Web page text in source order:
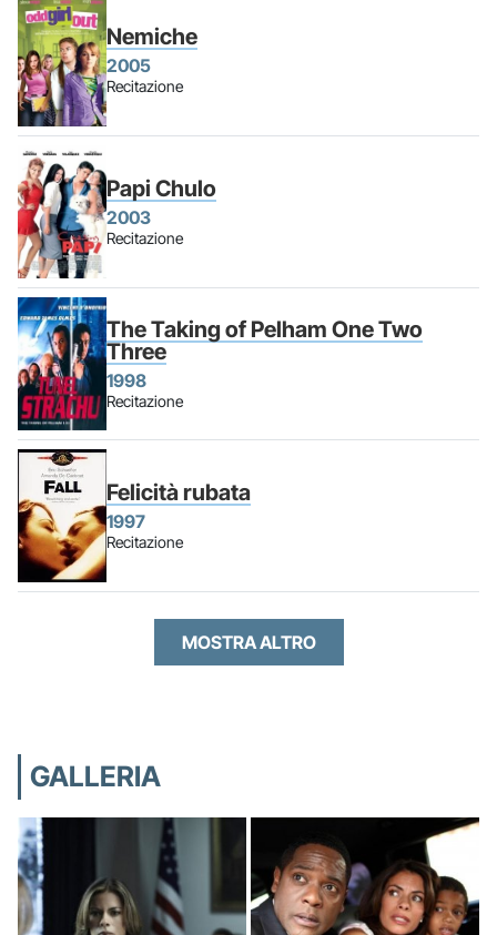
Nemiche
2005
Recitazione
Papi Chulo
2003
Recitazione
The Taking of Pelham One Two
Three
1998
Recitazione
Felicità rubata
1997
Recitazione
MOSTRA ALTRO
GALLERIA